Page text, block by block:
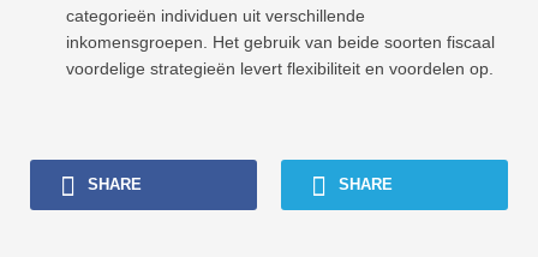
categorieën individuen uit verschillende
inkomensgroepen. Het gebruik van beide soorten fiscaal
voordelige strategieën levert flexibiliteit en voordelen op.
SHARE SHARE